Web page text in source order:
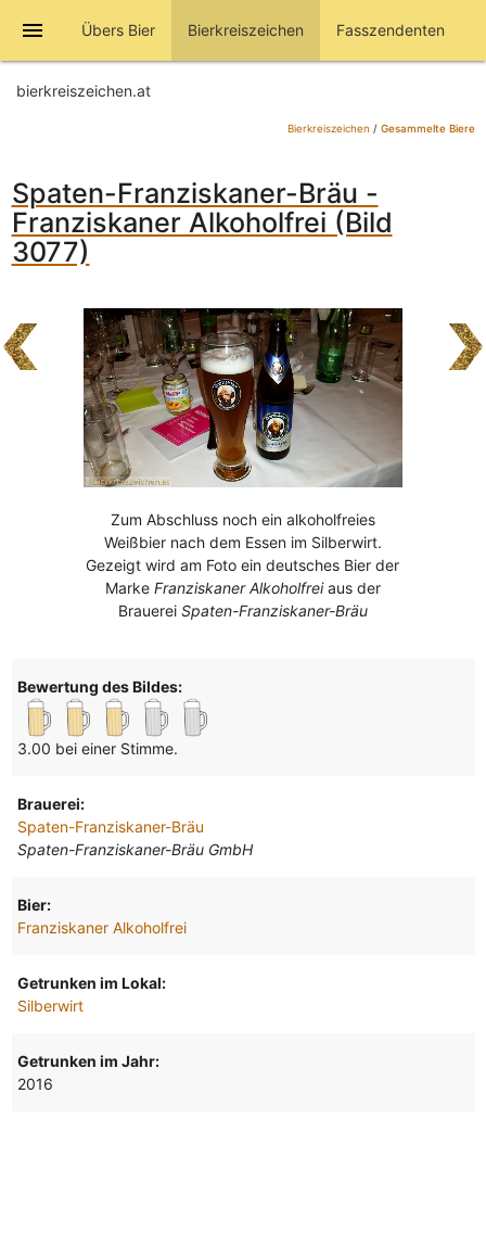
menu Übers Bier Bierkreiszeichen Fasszendenten
bierkreiszeichen.at
Bierkreiszeichen / Gesammelte Biere
Spaten-Franziskaner-Bräu -
Franziskaner Alkoholfrei (Bild
3077)
Zum Abschluss noch ein alkoholfreies
Weißbier nach dem Essen im Silberwirt.
Gezeigt wird am Foto ein deutsches Bier der
Marke Franziskaner Alkoholfreiaus der
Brauerei Spaten-Franziskaner-Bräu
Bewertung des Bildes:
3.00 bei einer Stimme.
Brauerei:
Spaten-Franziskaner-Bräu
Spaten-Franziskaner-Bräu GmbH
Bier:
Franziskaner Alkoholfrei
Getrunken im Lokal:
Silberwirt
Getrunken im Jahr:
2016